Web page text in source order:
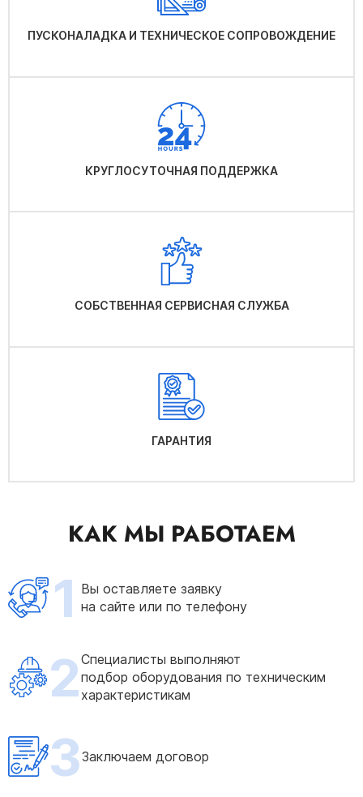
ПУСКОНАЛАДКА И ТЕХНИЧЕСКОЕ СОПРОВОЖДЕНИЕ
КРУГЛОСУТОЧНАЯ ПОДДЕРЖКА
СОБСТВЕННАЯ СЕРВИСНАЯ СЛУЖБА
ГАРАНТИЯ
КАК МЫ РАБОТАЕМ
1 Вы оставляете заявку
на сайте или по телефону
2Специалисты выполняют
подбор оборудования по техническим
характеристикам
3Заключаем договор